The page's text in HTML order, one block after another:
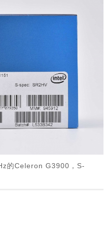
的Celeron G3900，S-